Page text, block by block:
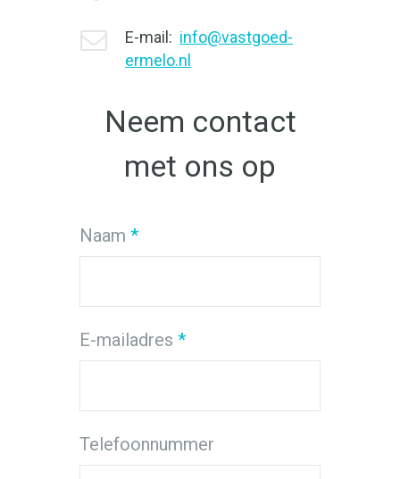
E-mail: info@vastgoed-
ermelo.nl
Neem contact
met ons op
Naam *
E-mailadres *
Telefoonnummer